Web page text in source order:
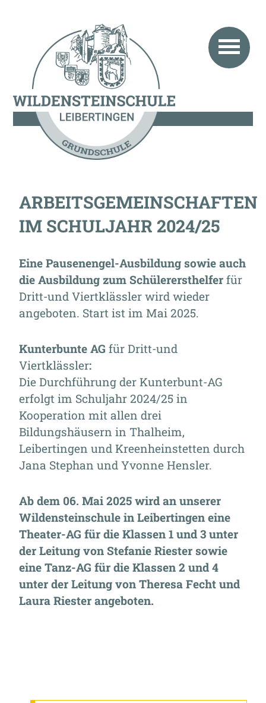
ARBEITSGEMEINSCHAFTEN
IM SCHULJAHR 2024/25
Eine Pausenengel-Ausbildung sowie auch
die Ausbildung zum Schülerersthelferfür
Dritt-und Viertklässler wird wieder
angeboten. Start ist im Mai 2025.
Kunterbunte AGfür Dritt-und
Viertklässler:
Die Durchführung der Kunterbunt-AG
erfolgt im Schuljahr 2024/25 in
Kooperation mit allen drei
Bildungshäusern in Thalheim,
Leibertingen und Kreenheinstetten durch
Jana Stephan und Yvonne Hensler.
Ab dem 06. Mai 2025 wird an unserer
Wildensteinschule in Leibertingen eine
Theater-AG für die Klassen 1 und 3 unter
der Leitung von Stefanie Riester sowie
eine Tanz-AG für die Klassen 2 und 4
unter der Leitung von Theresa Fecht und
Laura Riester angeboten.